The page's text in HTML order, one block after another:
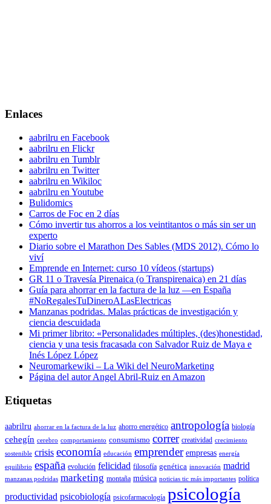
Enlaces
aabrilru en Facebook
aabrilru en Flickr
aabrilru en Tumblr
aabrilru en Twitter
aabrilru en Wikiloc
aabrilru en Youtube
Bulidomics
Carros de Foc en 2 días
Cómo invertir tus ahorros a los veintitantos o más sin ser un
experto
Diario sobre el Marathon Des Sables (MDS 2012). Cómo lo
viví
Emprende en Internet: curso 10 vídeos (startups)
GR 11 o Travesía Pirenaica (o Transpirenaica) en 21 días
Guía para ahorrar en la factura de la luz —en España
#NoRegalesTuDineroALasElectricas
Manzanas podridas. Malas prácticas de investigación y
ciencia descuidada
Mi primer librito: «Personalidades múltiples, (des)honestidad,
ciencia y una tesis fracasada con Salvador Ruiz de Maya e
Inés López López
Neuromarkewiki – La Wiki del NeuroMarketing
Página del autor Angel Abril-Ruiz en Amazon
Etiquetas
aabrilru ahorrar en la factura de la luz ahorro energético antropología biología
cehegín cerebro comportamiento consumismo correr creatividad crecimiento
sostenible crisis economía educación emprender empresas energía
equilibrio españa evolución felicidad filosofía genética innovación madrid
manzanas podridas marketing montaña música noticias tic más importantes política
productividad psicobiología psicofarmacología psicología